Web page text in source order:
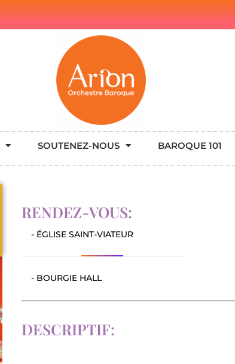
SOUTENEZ-NOUS BAROQUE 101
RENDEZ-VOUS:
- ÉGLISE SAINT-VIATEUR
- BOURGIE HALL
DESCRIPTIF: